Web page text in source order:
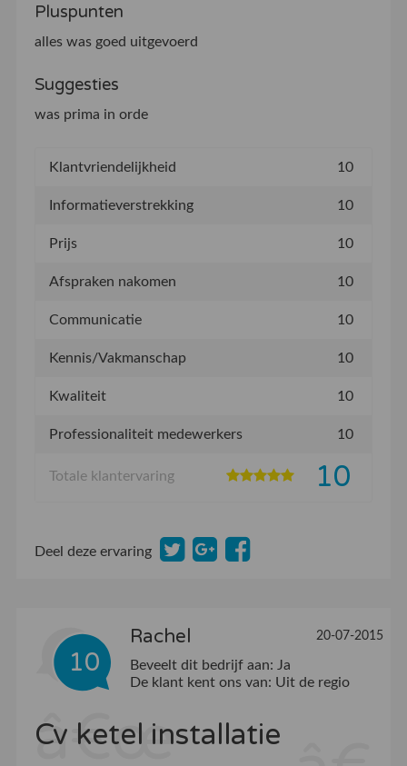
Pluspunten
alles was goed uitgevoerd
Suggesties
was prima in orde
Klantvriendelijkheid 10
Informatieverstrekking 10
Prijs 10
Afspraken nakomen 10
Communicatie 10
Kennis/Vakmanschap 10
Kwaliteit 10
Professionaliteit medewerkers 10
Totale klantervaring 10
Deel deze ervaring
10
Rachel 20-07-2015
Beveelt dit bedrijf aan: Ja
De klant kent ons van: Uit de regio
Cv ketel installatie